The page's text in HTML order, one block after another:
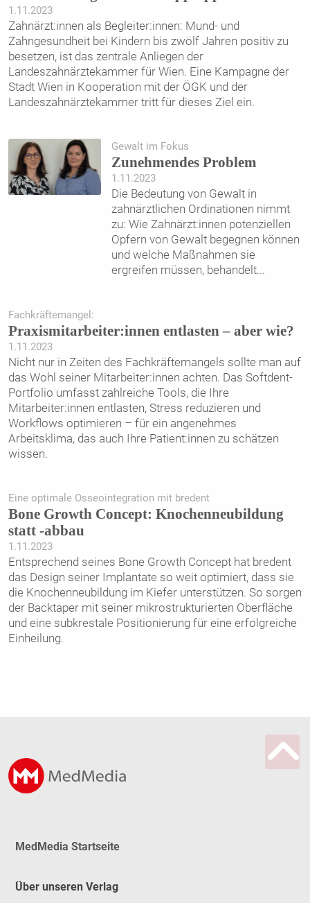
1.11.2023
Zahnärzt:innen als Begleiter:innen: Mund- und
Zahngesundheit bei Kindern bis zwölf Jahren positiv zu
besetzen, ist das zentrale Anliegen der
Landeszahnärztekammer für Wien. Eine Kampagne der
Stadt Wien in Kooperation mit der ÖGK und der
Landeszahnärztekammer tritt für dieses Ziel ein.
Gewalt im Fokus
Zunehmendes Problem
1.11.2023
Die Bedeutung von Gewalt in
zahnärztlichen Ordinationen nimmt
zu: Wie Zahnärzt:innen potenziellen
Opfern von Gewalt begegnen können
und welche Maßnahmen sie
ergreifen müssen, behandelt...
Fachkräftemangel:
Praxismitarbeiter:innen entlasten – aber wie?
1.11.2023
Nicht nur in Zeiten des Fachkräftemangels sollte man auf
das Wohl seiner Mitarbeiter:innen achten. Das Softdent-
Portfolio umfasst zahlreiche Tools, die Ihre
Mitarbeiter:innen entlasten, Stress reduzieren und
Workflows optimieren – für ein angenehmes
Arbeitsklima, das auch Ihre Patient:innen zu schätzen
wissen.
Eine optimale Osseointegration mit bredent
Bone Growth Concept: Knochenneubildung
statt -abbau
1.11.2023
Entsprechend seines Bone Growth Concept hat bredent
das Design seiner Implantate so weit ­optimiert, dass sie
die Knochenneubildung im Kiefer unterstützen. So sorgen
der Backtaper mit seiner mikrostrukturierten Oberfläche
und eine subkrestale Positionierung für eine erfolgreiche
Einheilung.
MedMedia Startseite
Über unseren Verlag